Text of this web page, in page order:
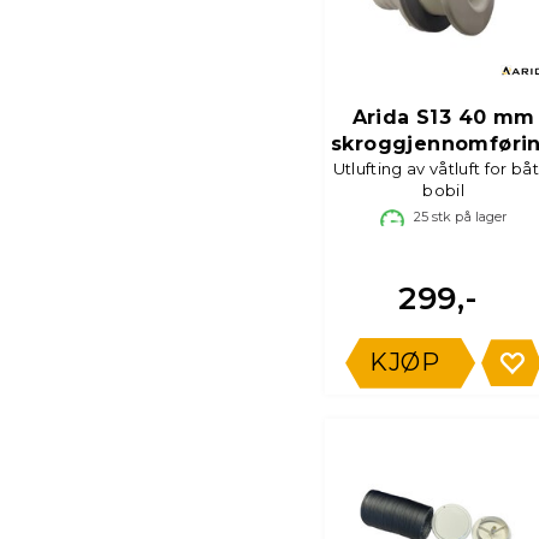
Arida S13 40 mm
Utlufting av våtluft for
bobil
25stk på lager
299,-
KJØP